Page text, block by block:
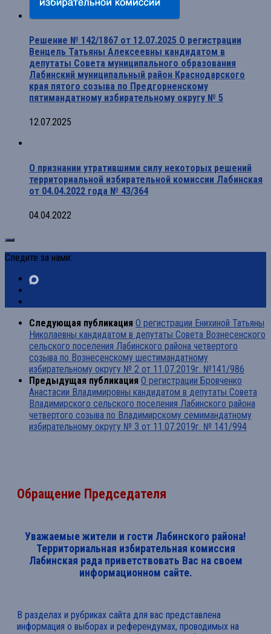
Решение № 142/1867 от 12.07.2025 О регистрации
Венцель Татьяны Алексеевны кандидатом в
депутаты Совета муниципального образования
Лабинский муниципальный район Краснодарского
края пятого созыва по Предгорненскому
пятимандатному избирательному округу № 5
12.07.2025
О признании утратившими силу некоторых решений
территориальной избирательной комиссии Лабинская
от 04.04.2022 года № 43/364
04.04.2022
Следите за нами:
Следующая публикация О регистрации Енихиной Татьяны
Николаевны кандидатом в депутаты Совета Вознесенского
сельского поселения Лабинского района четвертого
созыва по Вознесенскому шестимандатному
избирательному округу № 2 от 11.07.2019г. №141/986
Предыдущая публикация О регистрации Бровченко
Анастасии Владимировны кандидатом в депутаты Совета
Владимирского сельского поселения Лабинского района
четвертого созыва по Владимирскому семимандатному
избирательному округу № 3 от 11.07.2019г. № 141/994
Обращение Председателя
Уважаемые жители и гости Лабинского района!
Территориальная избирательная комиссия
Лабинская рада приветствовать Вас на своем
информационном сайте.
В разделах и рубриках сайта для вас представлена
информация о выборах и референдумах, проводимых на